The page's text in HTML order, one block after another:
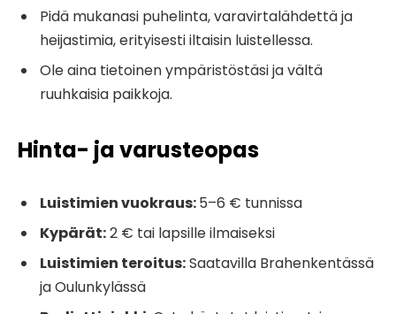
Pidä mukanasi puhelinta, varavirtalähdettä ja
heijastimia, erityisesti iltaisin luistellessa.
Ole aina tietoinen ympäristöstäsi ja vältä
ruuhkaisia ​​paikkoja.
Hinta- ja varusteopas
Luistimien vuokraus:5–6 € tunnissa
Kypärät:2 € tai lapsille ilmaiseksi
Luistimien teroitus:Saatavilla Brahenkentässä
ja Oulunkylässä